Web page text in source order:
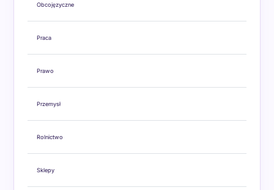
Obcojęzyczne
Praca
Prawo
Przemysł
Rolnictwo
Sklepy